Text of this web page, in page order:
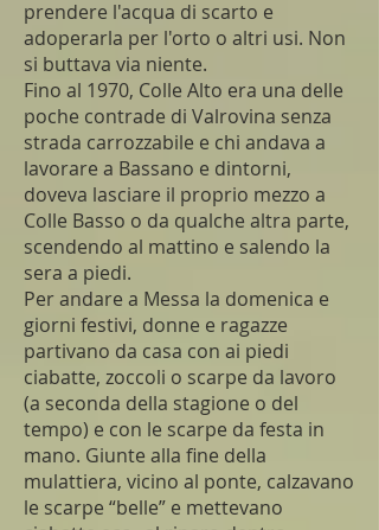
prendere l'acqua di scarto e
adoperarla per l'orto o altri usi. Non
si buttava via niente.
Fino al 1970, Colle Alto era una delle
poche contrade di Valrovina senza
strada carrozzabile e chi andava a
lavorare a Bassano e dintorni,
doveva lasciare il proprio mezzo a
Colle Basso o da qualche altra parte,
scendendo al mattino e salendo la
sera a piedi.
Per andare a Messa la domenica e
giorni festivi, donne e ragazze
partivano da casa con ai piedi
ciabatte, zoccoli o scarpe da lavoro
(a seconda della stagione o del
tempo) e con le scarpe da festa in
mano. Giunte alla fine della
mulattiera, vicino al ponte, calzavano
le scarpe “belle” e mettevano